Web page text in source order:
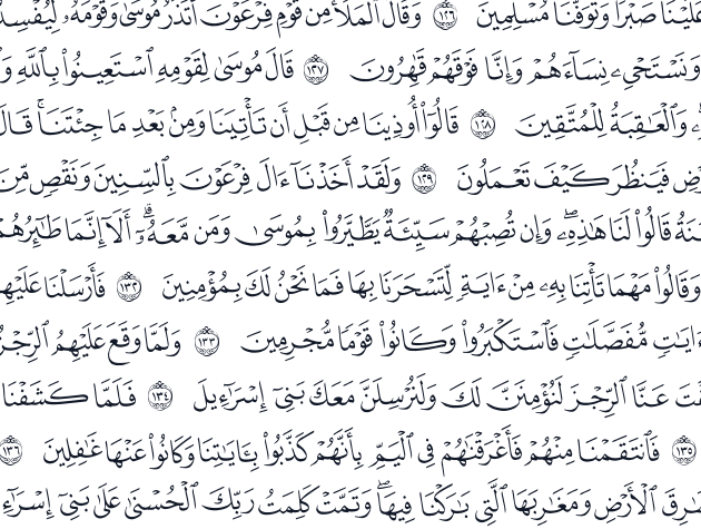
ﱽ
ﱾ
ﱿ
ﲀ
ﭪﭫﭬﭭﭮﭯﭰﭱﭲﭳﭴﭵ ﲃ
ﲄ
ﲅ
ﲆ ﮩﮪﮫﮬﮭﮮﮯﮰﮱﯓﯔ